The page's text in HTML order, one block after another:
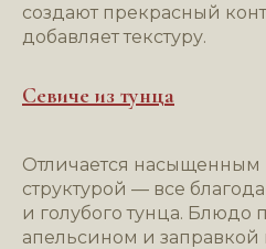
создают прекрасный
добавляет текстуру.
Севиче из тунца
Отличается насыщенным
структурой — все
и голубого тунца. Блюдо
апельсином и заправкой
+7